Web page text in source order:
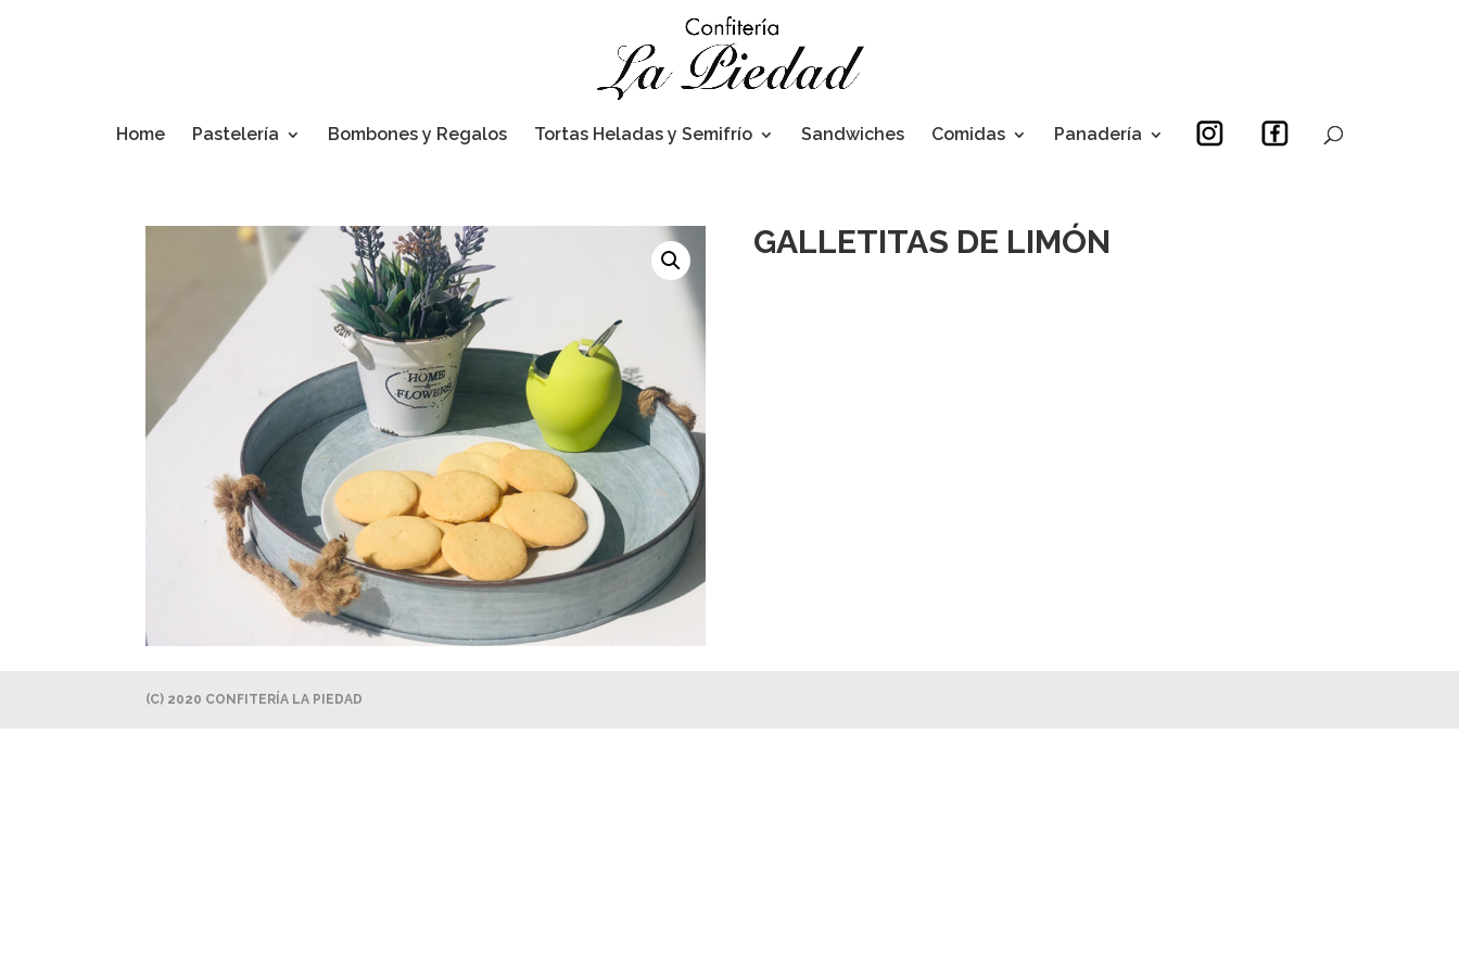
Home Pastelería Bombones y Regalos Tortas Heladas y Semifrío Sandwiches Comidas Panadería
GALLETITAS DE LIMÓN
(C) 2020 CONFITERÍA LA PIEDAD